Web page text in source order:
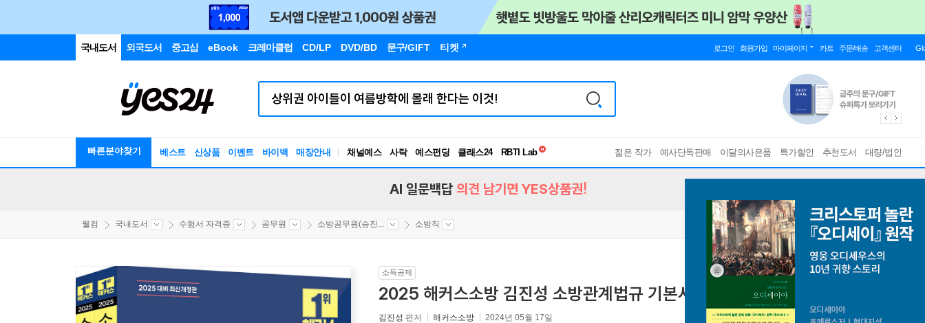
국내도서 외국도서 중고샵 eBook 크레마클럽 CD/LP DVD/BD 문구/GIFT 티켓 로그인 회원가입 마이페이지 카트 주문/배송 고객센터
빠른분야찾기 베스트 신상품 이벤트 바이백 매장안내 채널예스 사락 예스펀딩 클래스24
독서유형검사
젊은 작가 예사단독판매 이달의사은품 특가할인 추천도서 대량/법인
AI 일문백답 의견 남기면 YES상품권!
웰컴 국내도서 수험서 자격증 공무원 소방공무원(승진... 소방직
소득공제
2025 해커스소방 김진성 소방관계법규 기본서 소방공채·경채[ 전2권/소방관계법규 무료특강 ]
김진성 편저 해커스소방 2024년 05월 17일